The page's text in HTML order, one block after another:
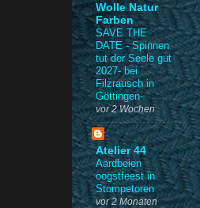
Wolle Natur
Farben
SAVE THE
DATE - Spinnen
tut der Seele gut
2027- bei
Filzrausch in
Göttingen-
vor 2 Wochen
Atelier 44
Aardbeien
oogstfeest in
Stompetoren
vor 2 Monaten